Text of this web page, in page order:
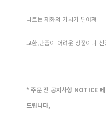
니트는 재화의 가치가 떨어져
교환,반품이 어려운 상품이니
* 주문 전 공지사항 NOTICE
드립니다,